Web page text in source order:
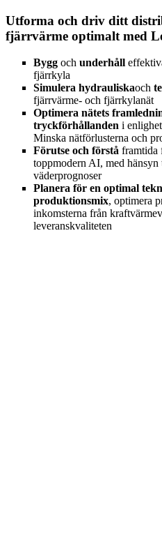
Utforma och driv ditt
fjärrvärme optimalt med
Bygg och underhåll
fjärrkyla
Simulera hydrauliskaoch
fjärrvärme- och fjärrkylanät
Optimera nätets
tryckförhållanden i
Minska nätförlusterna och
Förutse och förstå framtida
toppmodern AI, med
väderprognoser
Planera för en optimal
produktionsmix, optimera
inkomsterna från
leveranskvaliteten